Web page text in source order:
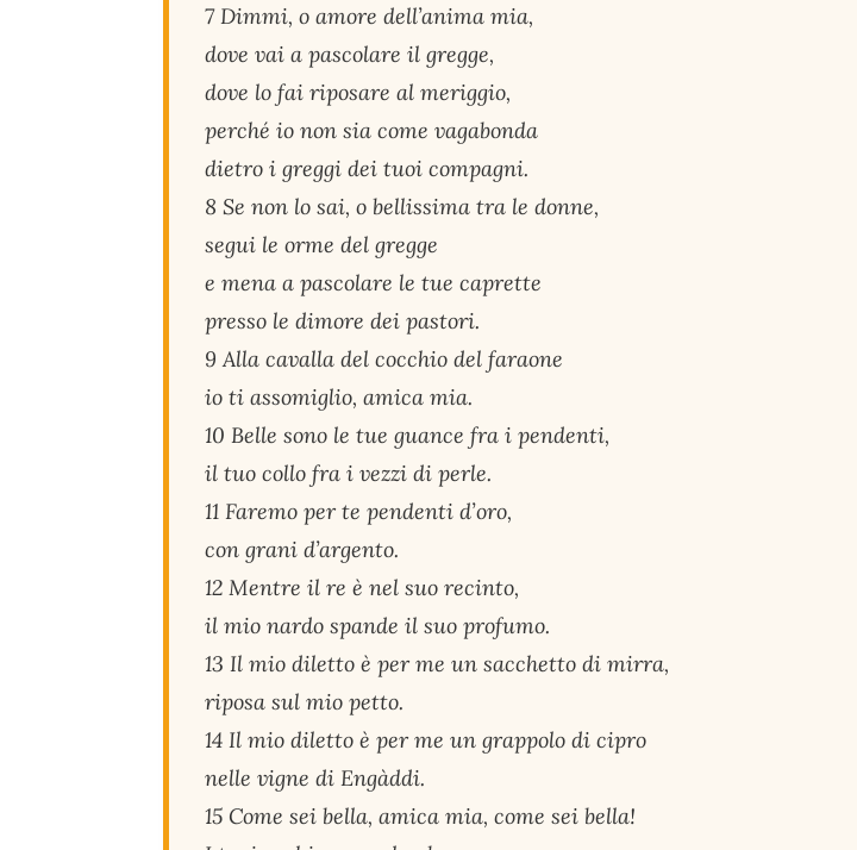
7 Dimmi, o amore dell’anima mia,
dove vai a pascolare il gregge,
dove lo fai riposare al meriggio,
perché io non sia come vagabonda
dietro i greggi dei tuoi compagni.
8 Se non lo sai, o bellissima tra le donne,
segui le orme del gregge
e mena a pascolare le tue caprette
presso le dimore dei pastori.
9 Alla cavalla del cocchio del faraone
io ti assomiglio, amica mia.
10 Belle sono le tue guance fra i pendenti,
il tuo collo fra i vezzi di perle.
11 Faremo per te pendenti d’oro,
con grani d’argento.
12 Mentre il re è nel suo recinto,
il mio nardo spande il suo profumo.
13 Il mio diletto è per me un sacchetto di mirra,
riposa sul mio petto.
14 Il mio diletto è per me un grappolo di cipro
nelle vigne di Engàddi.
15 Come sei bella, amica mia, come sei bella!